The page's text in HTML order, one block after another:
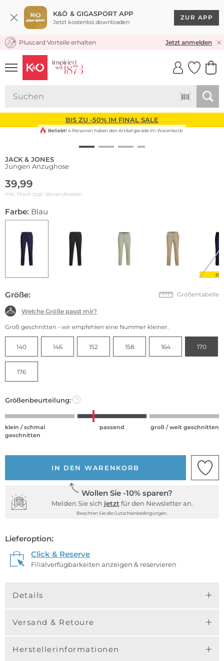
K&Ö & GIGASPORT APP
Jetzt kostenlos downloaden
ZUR APP
KOSTENLOSER VERSAND* & RÜCKVERSAND
Pluscard Vorteile erhalten Jetzt anmelden
UNSERE APP
CLICK &
BIS ZU -50% IM FINAL SALE
Beliebt! 4 Personen haben den Artikel gerade im Warenkorb
JACK & JONES
Jungen Anzughose
39,99
inkl. Mwst zzgl. Versandkosten
Farbe: Blau
Größe: Größentabelle
Welche Größe passt mir?
Groß geschnitten - wir empfehlen eine Nummer kleiner.
140 146 152 158 164 170
176
Größenbeurteilung: ?
klein / schmal
geschnitten
passend groß / weit geschnitten
IN DEN WARENKORB
Wollen Sie -10% sparen?
Melden Sie sich jetzt für den Newsletter an.
Beachten Sie die Gutscheinbedingungen.
Lieferoption:
Click & Reserve
Filialverfügbarkeiten anzeigen & reservieren
Details
Versand & Retoure
Herstellerinformationen